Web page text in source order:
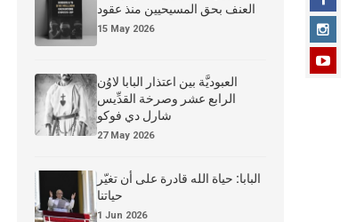
العنف بحق المسيحيين منذ عقود
15 May 2026
العبوديَّة بين اعتذار البابا لاوُن
الرابع عشر وصرخة القدِّيس
شارل دي فوكو
27 May 2026
البابا: حياة الله قادرة على أن تغيّر
حياتنا
1 Jun 2026